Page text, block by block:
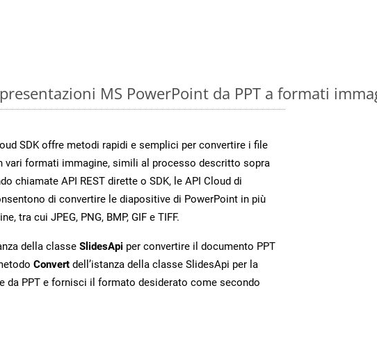
MS PowerPoint da PPT a formati
SDK offre metodi rapidi e semplici per convertire i file
vari formati immagine, simili al processo descritto sopra
chiamate API REST dirette o SDK, le API Cloud di
di convertire le diapositive di PowerPoint in più
tra cui JPEG, PNG, BMP, GIF e TIFF.
della classe SlidesApi per convertire il documento PPT
Convert dell’istanza della classe SlidesApi per la
da PPT e fornisci il formato desiderato come secondo